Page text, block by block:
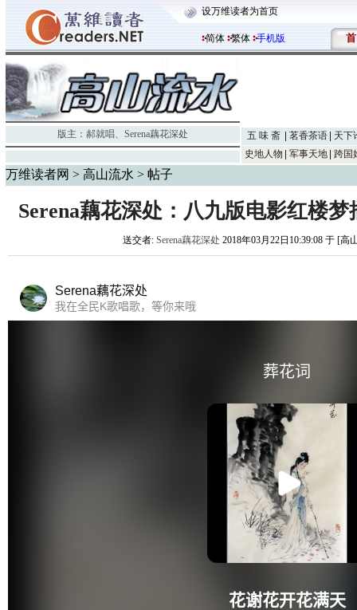
设万维读者为首页
简体 繁体 手机版 首
版主： 郝就唱、 Serena藕花深处 五 味 斋 茗香茶语
天下
史地人物
军事天地 跨国
万维读者网 > 高山流水 > 帖子
Serena藕花深处：八九版电影红楼
送交者: Serena藕花深处 2018年03月22日10:39:08 于 [高